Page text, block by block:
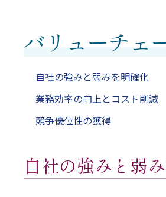
バリューチェ
自社の強みと弱みを明確化
業務効率の向上とコスト削減
競争優位性の獲得
自社の強みと弱